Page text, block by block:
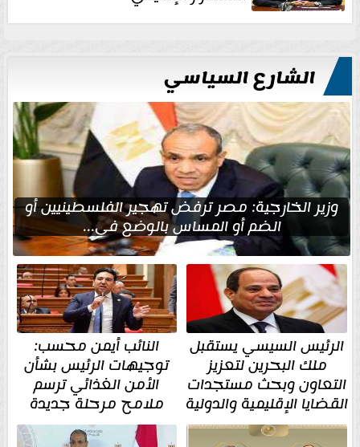
الشارع السياسي
وزير الخارجية: مصر ترفض تهجير الفلسطينيين أو
الضم أو المساس بالوضع في...
الرئيس السيسي يستقبل
ملك البحرين لتعزيز
التعاون وبحث مستجدات
القضايا الإقليمية والدولية
النائب أيمن محسب:
توجيهات الرئيس بشأن
الأمن الغذائي ترسم
ملامح مرحلة جديدة